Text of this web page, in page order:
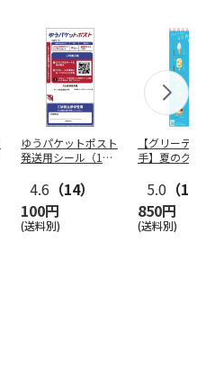
ゆうパケットポスト
発送用シール（1個
4.6 （14）
100円
(送料別)
【グリーテ
手】夏のグ
5.0 （10
850円
(送料別)